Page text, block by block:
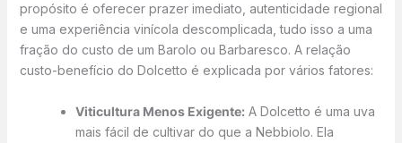
propósito é oferecer prazer imediato, autenticidade regional
e uma experiência vinícola descomplicada, tudo isso a uma
fração do custo de um Barolo ou Barbaresco. A relação
custo-benefício do Dolcetto é explicada por vários fatores:
Viticultura Menos Exigente:A Dolcetto é uma uva
mais fácil de cultivar do que a Nebbiolo. Ela